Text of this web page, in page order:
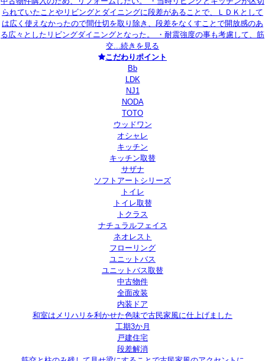
られていたことやリビングとダイニングに段差があることで、ＬＤＫとして
は広く使えなかったので間仕切を取り除き、段差をなくすことで開放感のあ
る広々としたリビングダイニングとなった。 ・耐震強度の事も考慮して、筋
交...続きを見る
こだわりポイント
Bb
LDK
NJ1
NODA
TOTO
ウッドワン
オシャレ
キッチン
キッチン取替
サザナ
ソフトアートシリーズ
トイレ
トイレ取替
トクラス
ナチュラルフェイス
ネオレスト
フローリング
ユニットバス
ユニットバス取替
中古物件
全面改装
内装ドア
和室はメリハリを利かせた色味で古民家風に仕上げました
工期3か月
戸建住宅
段差解消